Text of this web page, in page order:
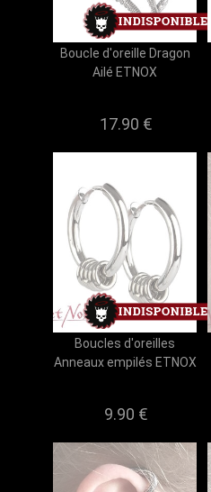
Boucle d'oreille Dragon
Ailé ETNOX
17.90 €
Boucles d'oreilles
Anneaux empilés ETNOX
9.90 €